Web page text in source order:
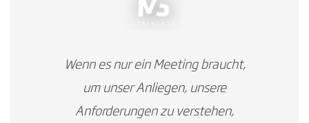
Wenn es nur ein Meeting braucht,
um unser Anliegen, unsere
Anforderungen zu verstehen,